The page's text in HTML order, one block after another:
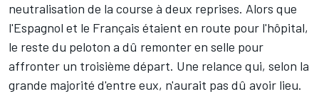
neutralisation de la course à deux reprises. Alors que
l'Espagnol et le Français étaient en route pour l'hôpital,
le reste du peloton a dû remonter en selle pour
affronter un troisième départ. Une relance qui, selon la
grande majorité d'entre eux, n'aurait pas dû avoir lieu.